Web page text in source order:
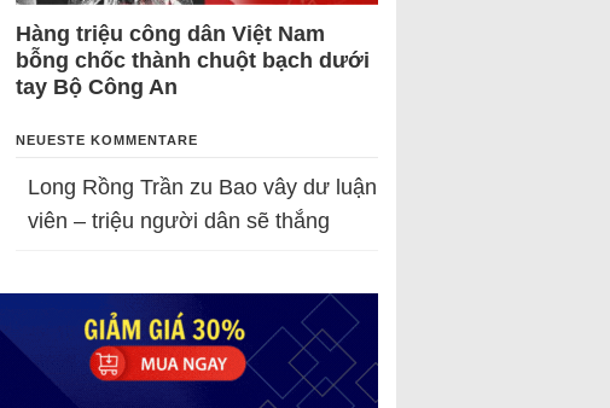
Hàng triệu công dân Việt Nam
bỗng chốc thành chuột bạch dưới
tay Bộ Công An
NEUESTE KOMMENTARE
Long Rồng Trần zu Bao vây dư luận
viên – triệu người dân sẽ thắng